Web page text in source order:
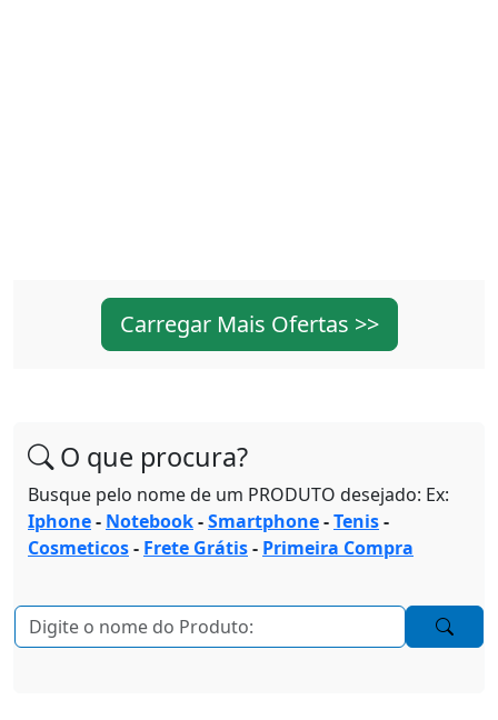
Carregar Mais Ofertas >>
O que procura?
Busque pelo nome de um PRODUTO desejado: Ex:
Iphone- Notebook-Smartphone-Tenis-
Cosmeticos- Frete Grátis- Primeira Compra